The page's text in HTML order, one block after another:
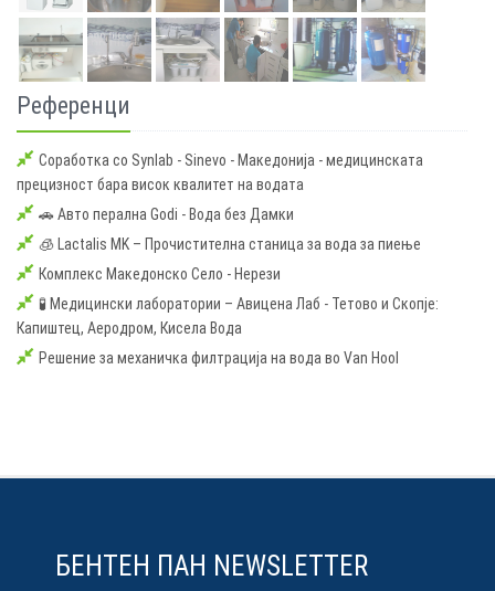
Референци
Соработка со Synlab - Sinevo - Македонија - медицинската
прецизност бара висок квалитет на водата
🚗 Авто перална Godi - Вода без Дамки
🧊 Lactalis MK – Прочистителна станица за вода за пиење
Комплекс Македонско Село - Нерези
🧪 Медицински лаборатории – Авицена Лаб - Тетово и Скопје:
Капиштец, Аеродром, Кисела Вода
Решение за механичка филтрација на вода во Van Hool
БЕНТЕН ПАН NEWSLETTER